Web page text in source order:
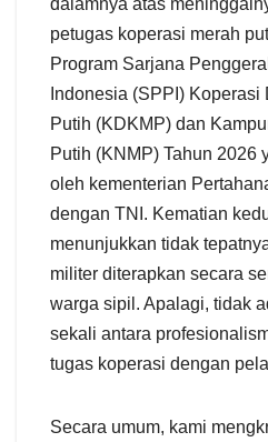
petugas koperasi merah
Program Sarjana
Indonesia (SPPI)
Putih (KDKMP) dan
Putih (KNMP) Tahun 2026
oleh kementerian
dengan TNI. Kematian
menunjukkan tidak
militer diterapkan secara
warga sipil. Apalagi, tidak
sekali antara
tugas koperasi dengan
Secara umum, kami